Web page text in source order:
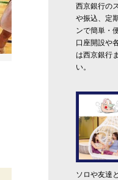
西京銀行の
や振込、定
ンで簡単・
口座開設や
は西京銀行
い。
ソロや友達